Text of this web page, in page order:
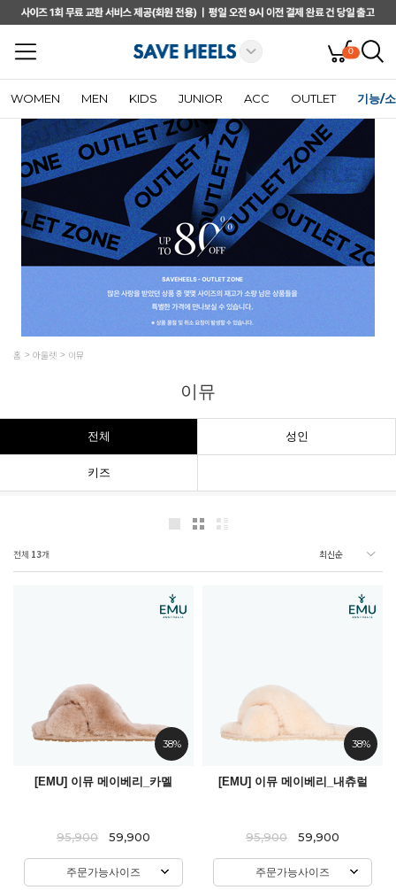
0
WOMEN MEN KIDS JUNIOR ACC OUTLET 기능/
홈 아울렛 이뮤
이뮤
전체 성인
키즈
전체 13개
38%
[EMU] 이뮤 메이베리_카멜
95,900 59,900
주문가능사이즈
38%
[EMU] 이뮤 메이베리_내츄럴
95,900 59,900
주문가능사이즈